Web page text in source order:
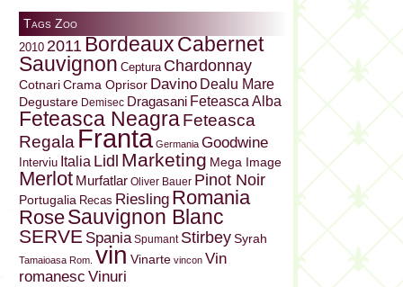
Tags Zoo
2010 2011 BordeauxCabernet
Sauvignon Ceptura Chardonnay
Cotnari Crama Oprisor Davino Dealu Mare
Degustare Demisec Dragasani Feteasca Alba
Feteasca NeagraFeteasca
Regala Franta Germania Goodwine
Interviu Italia Lidl Marketing Mega Image
Merlot Murfatlar Oliver Bauer Pinot Noir
Portugalia Recas Riesling Romania
RoseSauvignon Blanc
SERVE Spania Spumant Stirbey Syrah
Tamaioasa Rom. vin Vinarte vincon Vin
romanesc Vinuri